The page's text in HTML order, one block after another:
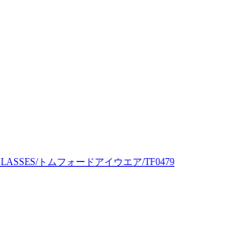
トムフォードアイウエア/TF0479